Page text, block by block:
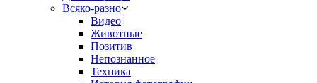
Всяко-разно
Видео
Животные
Позитив
Непознанное
Техника